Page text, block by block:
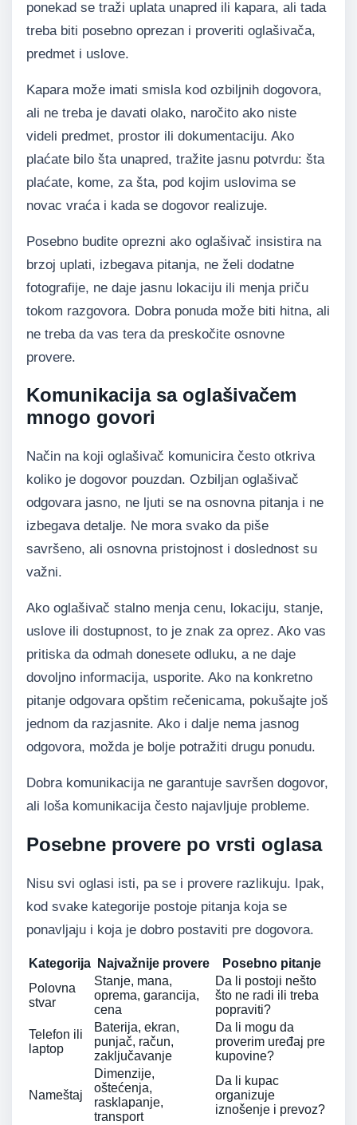
ponekad se traži uplata unapred ili kapara, ali tada
treba biti posebno oprezan i proveriti oglašivača,
predmet i uslove.
Kapara može imati smisla kod ozbiljnih dogovora,
ali ne treba je davati olako, naročito ako niste
videli predmet, prostor ili dokumentaciju. Ako
plaćate bilo šta unapred, tražite jasnu potvrdu: šta
plaćate, kome, za šta, pod kojim uslovima se
novac vraća i kada se dogovor realizuje.
Posebno budite oprezni ako oglašivač insistira na
brzoj uplati, izbegava pitanja, ne želi dodatne
fotografije, ne daje jasnu lokaciju ili menja priču
tokom razgovora. Dobra ponuda može biti hitna, ali
ne treba da vas tera da preskočite osnovne
provere.
Komunikacija sa oglašivačem
mnogo govori
Način na koji oglašivač komunicira često otkriva
koliko je dogovor pouzdan. Ozbiljan oglašivač
odgovara jasno, ne ljuti se na osnovna pitanja i ne
izbegava detalje. Ne mora svako da piše
savršeno, ali osnovna pristojnost i doslednost su
važni.
Ako oglašivač stalno menja cenu, lokaciju, stanje,
uslove ili dostupnost, to je znak za oprez. Ako vas
pritiska da odmah donesete odluku, a ne daje
dovoljno informacija, usporite. Ako na konkretno
pitanje odgovara opštim rečenicama, pokušajte još
jednom da razjasnite. Ako i dalje nema jasnog
odgovora, možda je bolje potražiti drugu ponudu.
Dobra komunikacija ne garantuje savršen dogovor,
ali loša komunikacija često najavljuje probleme.
Posebne provere po vrsti oglasa
Nisu svi oglasi isti, pa se i provere razlikuju. Ipak,
kod svake kategorije postoje pitanja koja se
ponavljaju i koja je dobro postaviti pre dogovora.
Kategorija Najvažnije provere
Posebno pitanje
Polovna
stvar
Stanje, mana,
oprema, garancija,
cena
Da li postoji nešto
što ne radi ili treba
popraviti?
Telefon ili
laptop
Baterija, ekran,
punjač, račun,
zaključavanje
Da li mogu da
proverim uređaj pre
kupovine?
Nameštaj
Dimenzije,
oštećenja,
rasklapanje,
transport
Da li kupac
organizuje
iznošenje i prevoz?